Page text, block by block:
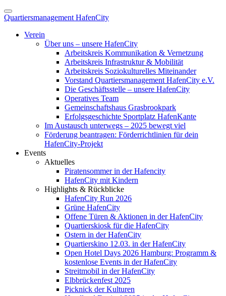
Quartiersmanagement HafenCity
Verein
Über uns – unsere HafenCity
Arbeitskreis Kommunikation & Vernetzung
Arbeitskreis Infrastruktur & Mobilität
Arbeitskreis Soziokulturelles Miteinander
Vorstand Quartiersmanagement HafenCity e.V.
Die Geschäftsstelle – unsere HafenCity
Operatives Team
Gemeinschaftshaus Grasbrookpark
Erfolgsgeschichte Sportplatz HafenKante
Im Austausch unterwegs – 2025 bewegt viel
Förderung beantragen: Förderrichtlinien für dein
HafenCity-Projekt
Events
Aktuelles
Piratensommer in der Hafencity
HafenCity mit Kindern
Highlights & Rückblicke
HafenCity Run 2026
Grüne HafenCity
Offene Türen & Aktionen in der HafenCity
Quartierskiosk für die HafenCity
Ostern in der HafenCity
Quartierskino 12.03. in der HafenCity
Open Hotel Days 2026 Hamburg: Programm &
kostenlose Events in der HafenCity
Streitmobil in der HafenCity
Elbbrückenfest 2025
Picknick der Kulturen